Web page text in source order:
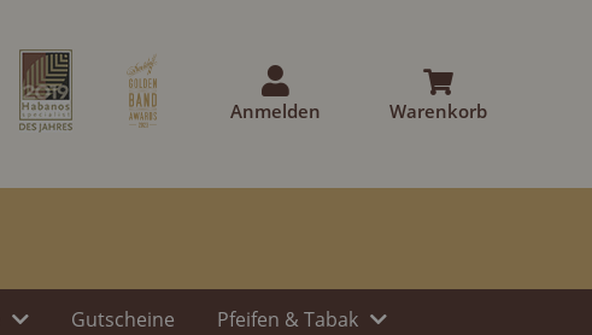
Warenkorb
Anmelden
Gutscheine Pfeifen & Tabak